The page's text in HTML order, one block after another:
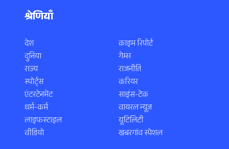
श्रेणियाँ
देश
दुनिया
राज्य
स्पोर्ट्स
एंटरटेनमेंट
धर्म-कर्म
लाइफस्टाइल
वीडियो
क्राइम रिपोर्ट
गेम्स
राजनीति
करियर
साइंस-टेक
वायरल न्यूज़
यूटिलिटी
खबरगांव स्पेशल